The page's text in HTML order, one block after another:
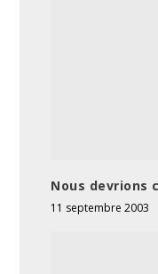
Nous devrions
11 septembre 2003